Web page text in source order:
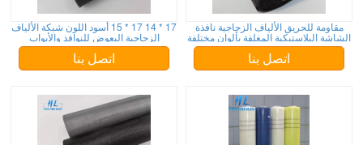
17 * 14 17 * 15 أسود اللون شبكة الألياف
الزجاجية البعوض للنوافذ والأبواب
اتصل بنا
مقاومة للحريق الألياف الزجاجية نافذة
الشاشة البلاستيكية المغلفة بألوان مختلفة
اتصل بنا